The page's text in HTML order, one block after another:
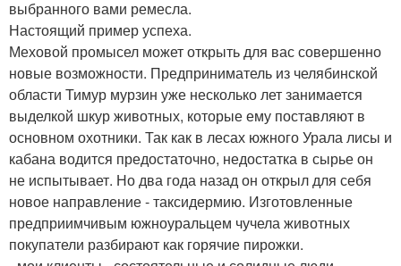
выбранного вами ремесла.
Настоящий пример успеха.
Меховой промысел может открыть для вас совершенно
новые возможности. Предприниматель из челябинской
области Тимур мурзин уже несколько лет занимается
выделкой шкур животных, которые ему поставляют в
основном охотники. Так как в лесах южного Урала лисы и
кабана водится предостаточно, недостатка в сырье он
не испытывает. Но два года назад он открыл для себя
новое направление - таксидермию. Изготовленные
предприимчивым южноуральцем чучела животных
покупатели разбирают как горячие пирожки.